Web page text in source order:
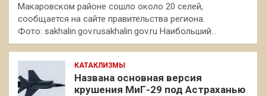
Макаровском районе сошло около 20 селей,
сообщается на сайте правительства региона.
Фото: sakhalin.gov.rusakhalin.gov.ru Наибольший…
КАТАКЛИЗМЫ
Названа основная версия
крушения МиГ-29 под Астраханью